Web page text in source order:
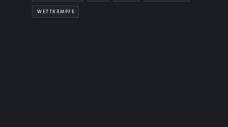
WETTKÄMPFE